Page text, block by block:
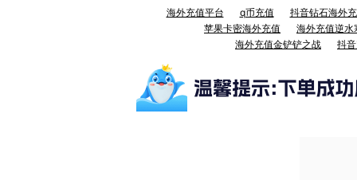
海外充值平台 q币充值
抖音钻石海外
苹果卡密海外充值
海外充值逆水
海外充值金铲铲之战
抖